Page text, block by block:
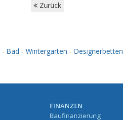
Zurück
- Bad - Wintergarten - Designerbetten
FINANZEN
Baufinanzierung